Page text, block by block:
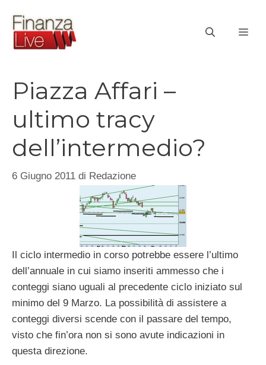
contenuto
Piazza Affari –
ultimo tracy
dell’intermedio?
6 Giugno 2011 di Redazione
Il ciclo intermedio in corso potrebbe essere l’ultimo
dell’annuale in cui siamo inseriti ammesso che i
conteggi siano uguali al precedente ciclo iniziato sul
minimo del 9 Marzo. La possibilità di assistere a
conteggi diversi scende con il passare del tempo,
visto che fin’ora non si sono avute indicazioni in
questa direzione.